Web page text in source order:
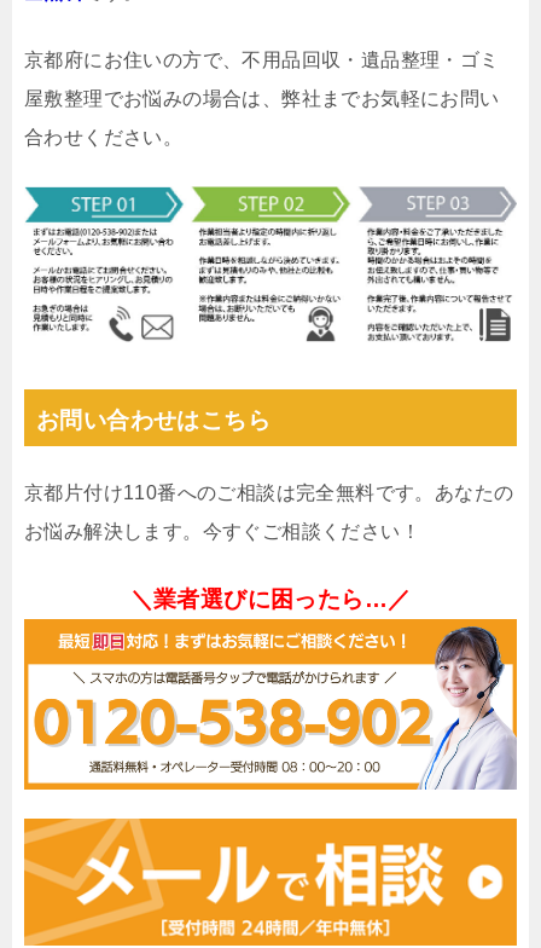
京都府にお住いの方で、不用品回収・遺品整理・ゴミ
屋敷整理でお悩みの場合は、弊社までお気軽にお問い
合わせください。
お問い合わせはこちら
京都片付け110番へのご相談は完全無料です。あなたの
お悩み解決します。今すぐご相談ください！
＼業者選びに困ったら…／